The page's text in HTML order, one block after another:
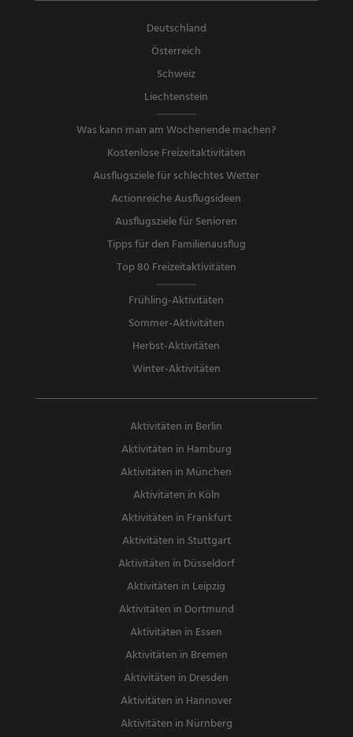
Deutschland
Österreich
Schweiz
Liechtenstein
Was kann man am Wochenende machen?
Kostenlose Freizeitaktivitäten
Ausflugsziele für schlechtes Wetter
Actionreiche Ausflugsideen
Ausflugsziele für Senioren
Tipps für den Familienausflug
Top 80 Freizeitaktivitäten
Frühling-Aktivitäten
Sommer-Aktivitäten
Herbst-Aktivitäten
Winter-Aktivitäten
Aktivitäten in Berlin
Aktivitäten in Hamburg
Aktivitäten in München
Aktivitäten in Köln
Aktivitäten in Frankfurt
Aktivitäten in Stuttgart
Aktivitäten in Düsseldorf
Aktivitäten in Leipzig
Aktivitäten in Dortmund
Aktivitäten in Essen
Aktivitäten in Bremen
Aktivitäten in Dresden
Aktivitäten in Hannover
Aktivitäten in Nürnberg